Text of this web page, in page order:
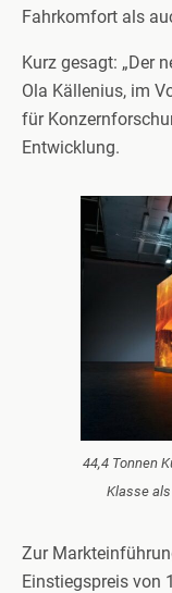
Fahrkomfort als
Kurz gesagt: „Der
Ola Källenius, im
für
Entwicklung.
44,4 Tonnen
Klasse
Zur
Einstiegspreis von